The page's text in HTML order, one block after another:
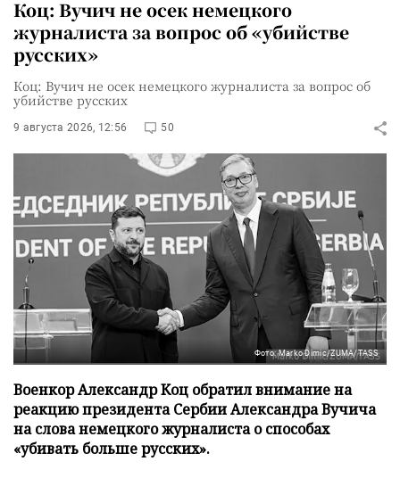
Коц: Вучич не осек немецкого
журналиста за вопрос об «убийстве
русских»
Коц: Вучич не осек немецкого журналиста за вопрос об
убийстве русских
9 августа 2026, 12:56 50
Фото: Marko Dimic/ZUMA/TASS
Военкор Александр Коц обратил внимание на
реакцию президента Сербии Александра Вучича
на слова немецкого журналиста о способах
«убивать больше русских».